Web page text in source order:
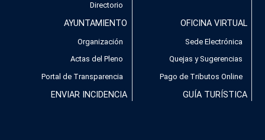
Utilizamos cookies propias y de terceros para analizar nuestros
servicios y mostrarte publicidad relacionada con tus preferencias
en base a un perfil elaborado a partir de tus hábitos de navegación
Directorio
AYUNTAMIENTO
Organización
Actas del Pleno
Portal de Transparencia
OFICINA VIRTUAL
Sede Electrónica
Quejas y Sugerencias
Pago de Tributos Online
ENVIAR INCIDENCIA GUÍA TURÍSTICA